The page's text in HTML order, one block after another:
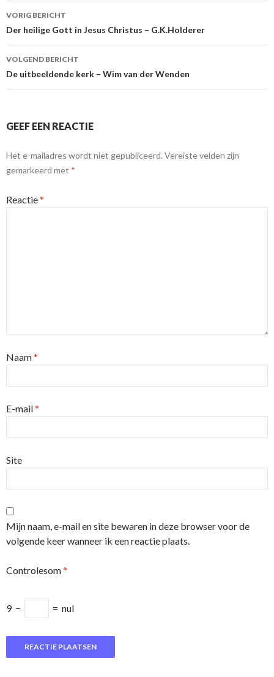
Berichtnavigatie
VORIG BERICHT
Der heilige Gott in Jesus Christus – G.K.Holderer
VOLGEND BERICHT
De uitbeeldende kerk – Wim van der Wenden
GEEF EEN REACTIE
Het e-mailadres wordt niet gepubliceerd. Vereiste velden zijn
gemarkeerd met *
Reactie*
Naam*
E-mail*
Site
Mijn naam, e-mail en site bewaren in deze browser voor de
volgende keer wanneer ik een reactie plaats.
Controlesom*
9 − = nul